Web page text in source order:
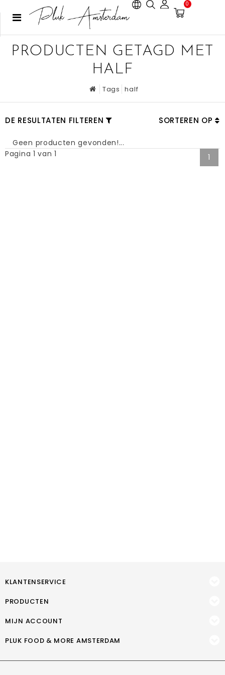
0
PRODUCTEN GETAGD MET
HALF
Tags half
DE RESULTATEN FILTEREN SORTEREN OP
Geen producten gevonden!...
Pagina 1 van 1
1
KLANTENSERVICE
PRODUCTEN
MIJN ACCOUNT
PLUK FOOD & MORE AMSTERDAM